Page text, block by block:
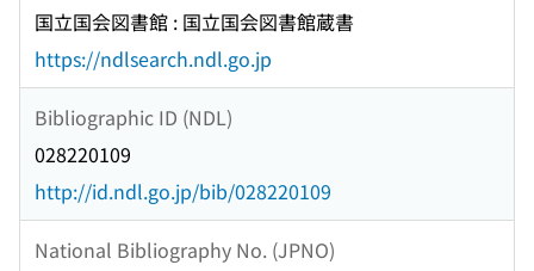
国立国会図書館 : 国立国会図書館蔵書
https://ndlsearch.ndl.go.jp
Bibliographic ID (NDL)
028220109
http://id.ndl.go.jp/bib/028220109
National Bibliography No. (JPNO)